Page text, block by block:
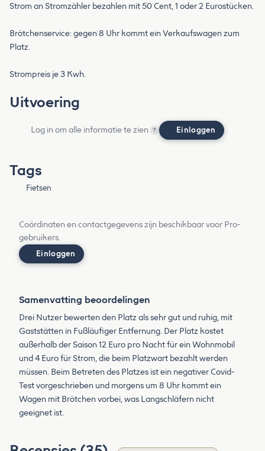
Strom an Stromzähler bezahlen mit 50 Cent, 1 oder 2 Eurostücken.
Brötchenservice: gegen 8 Uhr kommt ein Verkaufswagen zum
Platz.
Strompreis je 3 Kwh.
Uitvoering
Log in om alle informatie te zien ? Einloggen
Tags
Fietsen
Coördinaten en contactgegevens zijn beschikbaar voor Pro-
gebruikers.
Einloggen
Samenvatting beoordelingen
Drei Nutzer bewerten den Platz als sehr gut und ruhig, mit
Gaststätten in Fußläufiger Entfernung. Der Platz kostet
außerhalb der Saison 12 Euro pro Nacht für ein Wohnmobil
und 4 Euro für Strom, die beim Platzwart bezahlt werden
müssen. Beim Betreten des Platzes ist ein negativer Covid-
Test vorgeschrieben und morgens um 8 Uhr kommt ein
Wagen mit Brötchen vorbei, was Langschläfern nicht
geeignet ist.